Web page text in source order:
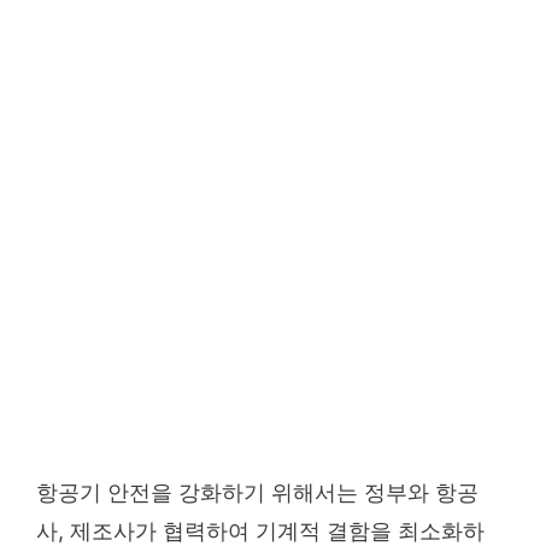
항공기 안전을 강화하기 위해서는 정부와 항공
사, 제조사가 협력하여 기계적 결함을 최소화하